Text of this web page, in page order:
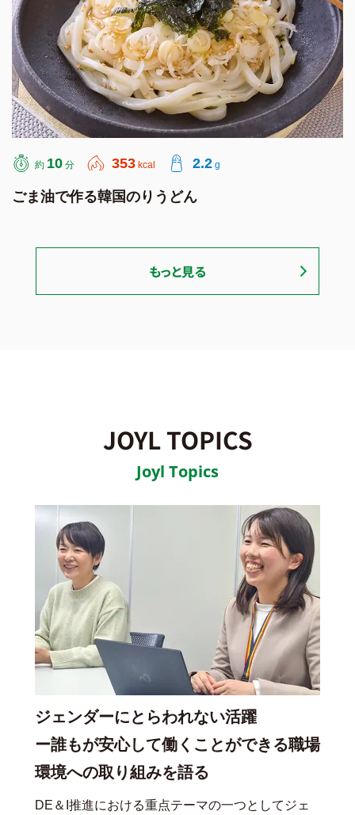
約 10 分 353 kcal 2.2 g
ごま油で作る韓国のりうどん
もっと見る
JOYL TOPICS
Joyl Topics
ジェンダーにとらわれない活躍
ー誰もが安心して働くことができる職場
環境への取り組みを語る
DE＆I推進における重点テーマの一つとしてジェ